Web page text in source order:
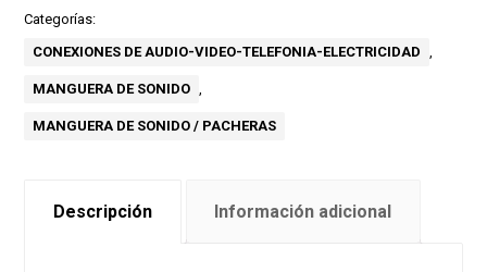
Categorías:
CONEXIONES DE AUDIO-VIDEO-TELEFONIA-ELECTRICIDAD
,
MANGUERA DE SONIDO ,
MANGUERA DE SONIDO / PACHERAS
Descripción Información adicional